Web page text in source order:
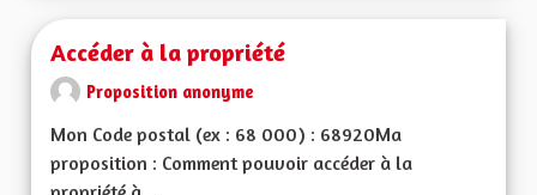
Accéder à la propriété
Proposition anonyme
Mon Code postal (ex : 68 000) : 68920Ma
proposition : Comment pouvoir accéder à la